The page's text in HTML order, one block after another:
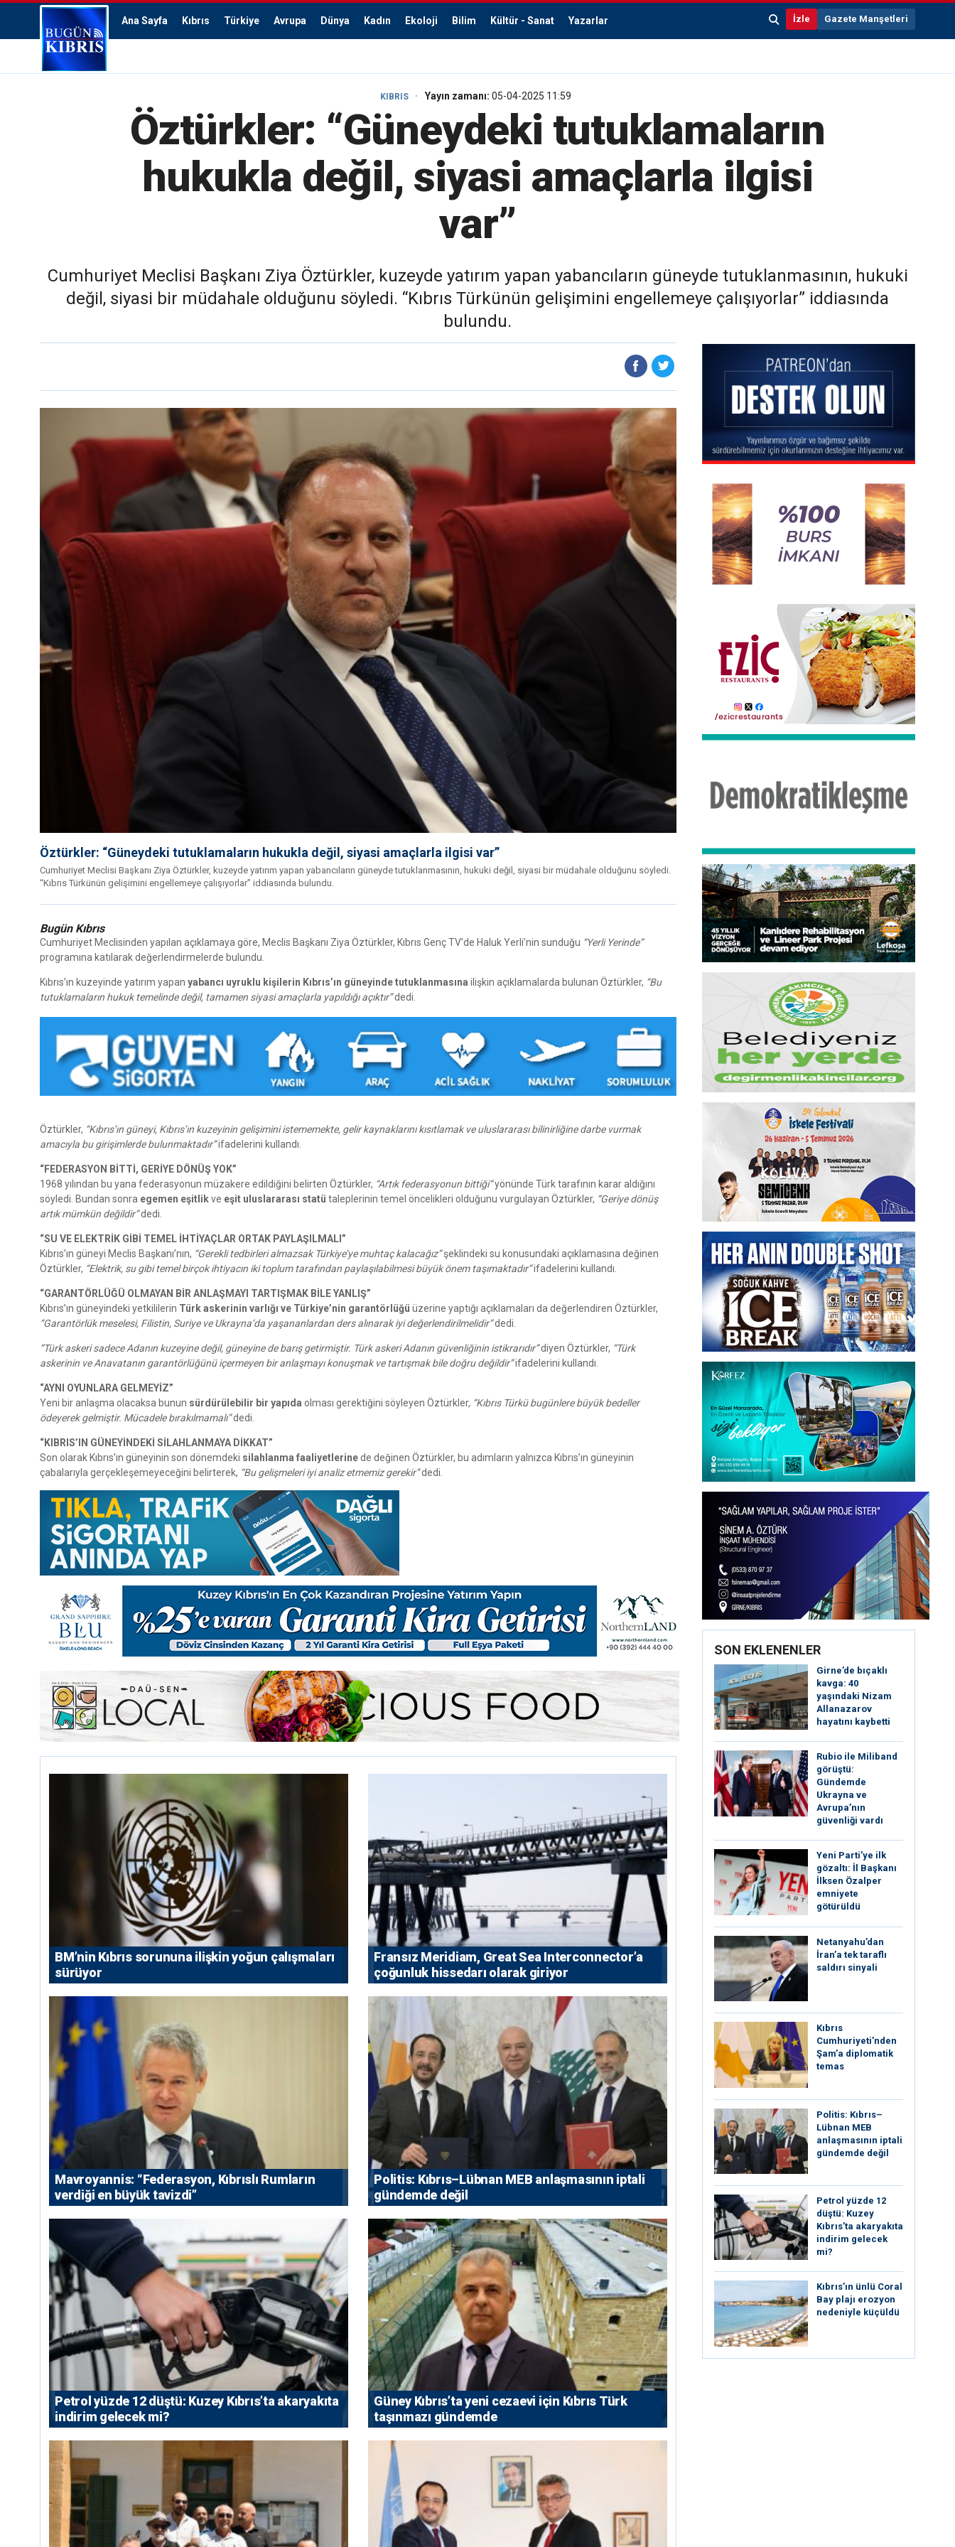
Ana Sayfa Kıbrıs Türkiye Avrupa Dünya Kadın Ekoloji Bilim Kültür - Sanat Yazarlar İzle Gazete Manşetleri
KIBRIS Yayın zamanı: 05-04-2025 11:59
Öztürkler: “Güneydeki tutuklamaların
hukukla değil, siyasi amaçlarla ilgisi
var”
Cumhuriyet Meclisi Başkanı Ziya Öztürkler, kuzeyde yatırım yapan yabancıların güneyde tutuklanmasının, hukuki
değil, siyasi bir müdahale olduğunu söyledi. “Kıbrıs Türkünün gelişimini engellemeye çalışıyorlar” iddiasında
bulundu.
Öztürkler: “Güneydeki tutuklamaların hukukla değil, siyasi amaçlarla ilgisi var”
Cumhuriyet Meclisi Başkanı Ziya Öztürkler, kuzeyde yatırım yapan yabancıların güneyde tutuklanmasının, hukuki değil, siyasi bir müdahale olduğunu söyledi.
“Kıbrıs Türkünün gelişimini engellemeye çalışıyorlar” iddiasında bulundu.
Bugün Kıbrıs
Cumhuriyet Meclisinden yapılan açıklamaya göre, Meclis Başkanı Ziya Öztürkler, Kıbrıs Genç TV’de Haluk Yerli’nin sunduğu “Yerli Yerinde”
programına katılarak değerlendirmelerde bulundu.
Kıbrıs’ın kuzeyinde yatırım yapan yabancı uyruklu kişilerin Kıbrıs’ın güneyinde tutuklanmasına ilişkin açıklamalarda bulunan Öztürkler, “Bu
tutuklamaların hukuk temelinde değil, tamamen siyasi amaçlarla yapıldığı açıktır”dedi.
Öztürkler, “Kıbrıs’ın güneyi, Kıbrıs’ın kuzeyinin gelişimini istememekte, gelir kaynaklarını kısıtlamak ve uluslararası bilinirliğine darbe vurmak
amacıyla bu girişimlerde bulunmaktadır”ifadelerini kullandı.
“FEDERASYON BİTTİ, GERİYE DÖNÜŞ YOK”
1968 yılından bu yana federasyonun müzakere edildiğini belirten Öztürkler, “Artık federasyonun bittiği”yönünde Türk tarafının karar aldığını
söyledi. Bundan sonra egemen eşitlikve eşit uluslararası statü taleplerinin temel öncelikleri olduğunu vurgulayan Öztürkler, “Geriye dönüş
artık mümkün değildir”dedi.
“SU VE ELEKTRİK GİBİ TEMEL İHTİYAÇLAR ORTAK PAYLAŞILMALI”
Kıbrıs’ın güneyi Meclis Başkanı’nın, “Gerekli tedbirleri almazsak Türkiye’ye muhtaç kalacağız”şeklindeki su konusundaki açıklamasına değinen
Öztürkler, “Elektrik, su gibi temel birçok ihtiyacın iki toplum tarafından paylaşılabilmesi büyük önem taşımaktadır”ifadelerini kullandı.
“GARANTÖRLÜĞÜ OLMAYAN BİR ANLAŞMAYI TARTIŞMAK BİLE YANLIŞ”
Kıbrıs’ın güneyindeki yetkililerin Türk askerinin varlığı ve Türkiye’nin garantörlüğü üzerine yaptığı açıklamaları da değerlendiren Öztürkler,
“Garantörlük meselesi, Filistin, Suriye ve Ukrayna’da yaşananlardan ders alınarak iyi değerlendirilmelidir”dedi.
“Türk askeri sadece Adanın kuzeyine değil, güneyine de barış getirmiştir. Türk askeri Adanın güvenliğinin istikrarıdır”diyen Öztürkler, “Türk
askerinin ve Anavatanın garantörlüğünü içermeyen bir anlaşmayı konuşmak ve tartışmak bile doğru değildir”ifadelerini kullandı.
“AYNI OYUNLARA GELMEYİZ”
Yeni bir anlaşma olacaksa bunun sürdürülebilir bir yapıda olması gerektiğini söyleyen Öztürkler, “Kıbrıs Türkü bugünlere büyük bedeller
ödeyerek gelmiştir. Mücadele bırakılmamalı”dedi.
“KIBRIS’IN GÜNEYİNDEKİ SİLAHLANMAYA DİKKAT”
Son olarak Kıbrıs’ın güneyinin son dönemdeki silahlanma faaliyetlerinede değinen Öztürkler, bu adımların yalnızca Kıbrıs’ın güneyinin
çabalarıyla gerçekleşemeyeceğini belirterek, “Bu gelişmeleri iyi analiz etmemiz gerekir”dedi.
BM’nin Kıbrıs sorununa ilişkin yoğun çalışmaları
sürüyor
Fransız Meridiam, Great Sea Interconnector’a
çoğunluk hissedarı olarak giriyor
Mavroyannis: “Federasyon, Kıbrıslı Rumların
verdiği en büyük tavizdi”
Politis: Kıbrıs–Lübnan MEB anlaşmasının iptali
gündemde değil
Petrol yüzde 12 düştü: Kuzey Kıbrıs’ta akaryakıta
indirim gelecek mi?
Güney Kıbrıs’ta yeni cezaevi için Kıbrıs Türk
taşınmazı gündemde
SON EKLENENLER
Girne’de bıçaklı
kavga: 40
yaşındaki Nizam
Allanazarov
hayatını kaybetti
Rubio ile Miliband
görüştü:
Gündemde
Ukrayna ve
Avrupa’nın
güvenliği vardı
Yeni Parti’ye ilk
gözaltı: İl Başkanı
İlksen Özalper
emniyete
götürüldü
Netanyahu’dan
İran’a tek taraflı
saldırı sinyali
Kıbrıs
Cumhuriyeti’nden
Şam’a diplomatik
temas
Politis: Kıbrıs–
Lübnan MEB
anlaşmasının iptali
gündemde değil
Petrol yüzde 12
düştü: Kuzey
Kıbrıs’ta akaryakıta
indirim gelecek
mi?
Kıbrıs’ın ünlü Coral
Bay plajı erozyon
nedeniyle küçüldü